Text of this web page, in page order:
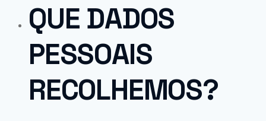
QUE DADOS
PESSOAIS
RECOLHEMOS?